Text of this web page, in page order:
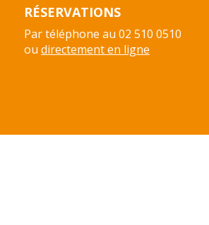
RÉSERVATIONS
Par téléphone au 02 510 0510
ou directement en ligne